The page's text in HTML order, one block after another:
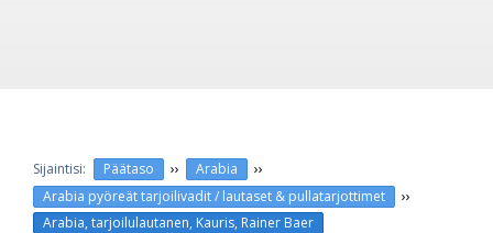
Päätaso ›› Arabia ››
Arabia pyöreät tarjoilivadit / lautaset & pullatarjottimet ››
Arabia, tarjoilulautanen, Kauris, Rainer Baer